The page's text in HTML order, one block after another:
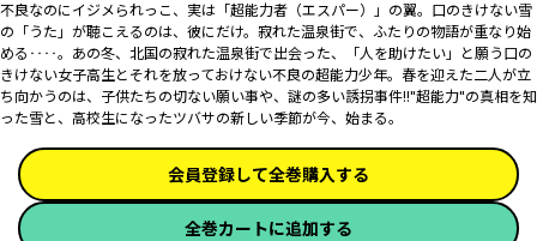
不良なのにイジメられっこ、実は「超能力者（エスパー）」の翼。口のきけない雪
の「うた」が聴こえるのは、彼にだけ。寂れた温泉街で、ふたりの物語が重なり始
める‥‥。あの冬、北国の寂れた温泉街で出会った、「人を助けたい」と願う口の
きけない女子高生とそれを放っておけない不良の超能力少年。春を迎えた二人が立
ち向かうのは、子供たちの切ない願い事や、謎の多い誘拐事件!!"超能力"の真相を知
った雪と、高校生になったツバサの新しい季節が今、始まる――。
会員登録して全巻購入する
全巻カートに追加する